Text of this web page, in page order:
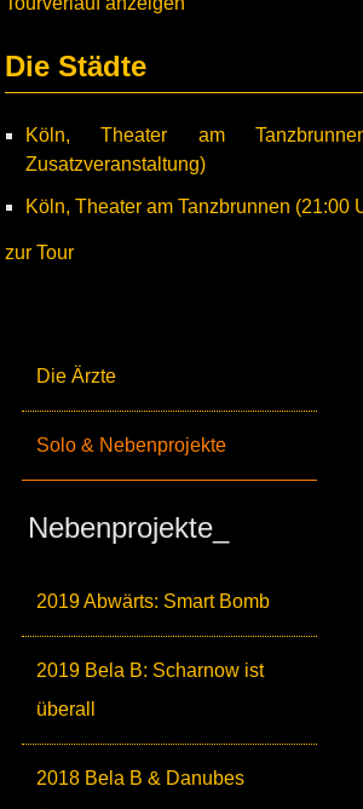
Die Ärzte
Solo & Nebenprojekte
Nebenprojekte_
2019 Abwärts: Smart Bomb
2019 Bela B: Scharnow ist
überall
2018 Bela B & Danubes
Die Städte
Köln, Theater am
Zusatzveranstaltung)
Köln, Theater am Tanzbrunnen (21:00
zur Tour